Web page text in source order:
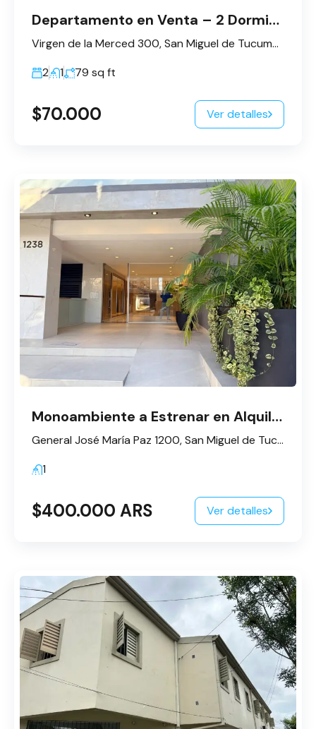
Departamento en Venta – 2 Dormitorios
Virgen de la Merced 300, San Miguel de Tucumán, Provincia de Tucumán, Argentina
2
1 79 sq ft
$70.000 Ver detalles
Monoambiente a Estrenar en Alquiler
General José María Paz 1200, San Miguel de Tucumán, Tucumán, Argentina
1
$400.000 ARS Ver detalles